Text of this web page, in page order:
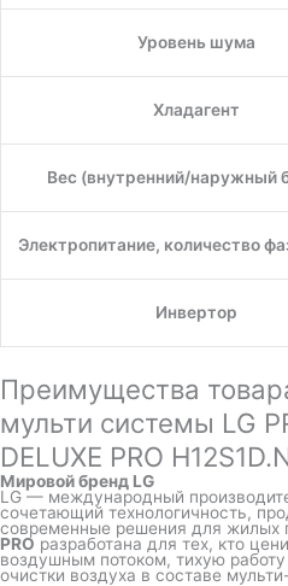
Уровень шума
Хладагент
Вес (внутренний/наружный
Электропитание, количество
Инвертор
Преимущества
мульти системы LG
DELUXE PRO
Мировой бренд LG
LG — международный
сочетающий технологичность,
современные решения для жилых
PRO разработана для тех, кто
воздушным потоком, тихую
очистки воздуха в составе